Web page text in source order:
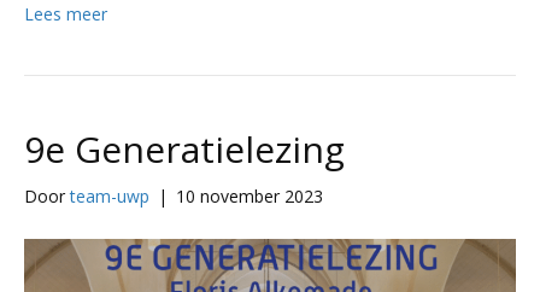
Lees meer
9e Generatielezing
Doorteam-uwp | 10 november 2023